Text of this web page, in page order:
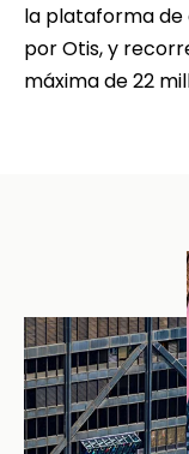
la plataforma
por Otis, y
máxima de 22